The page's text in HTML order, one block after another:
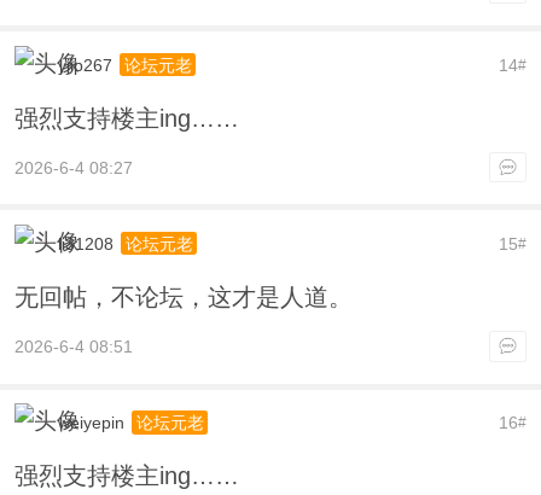
14#
yjip267 论坛元老
强烈支持楼主ing……
2026-6-4 08:27
15#
li31208 论坛元老
无回帖，不论坛，这才是人道。
2026-6-4 08:51
16#
weiyepin 论坛元老
强烈支持楼主ing……